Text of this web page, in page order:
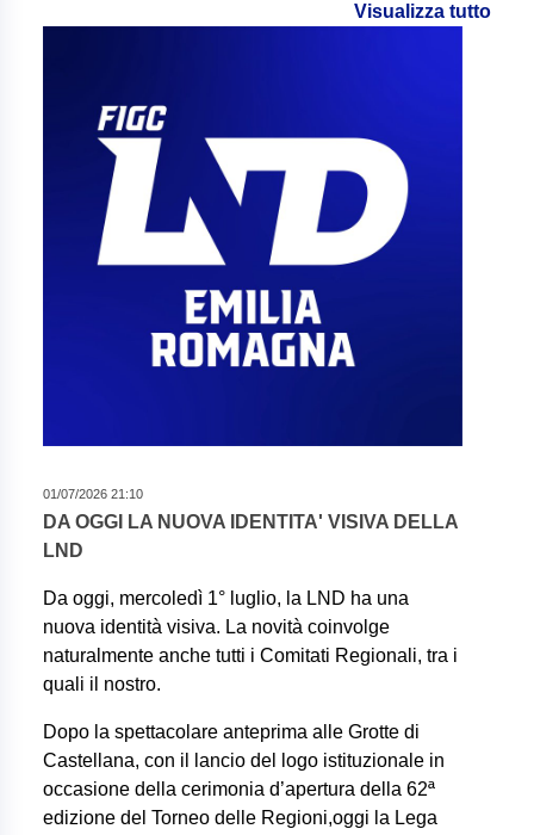
Visualizza tutto
01/07/2026 21:10
DA OGGI LA NUOVA IDENTITA' VISIVA DELLA
LND
Da oggi, mercoledì 1° luglio, la LND ha una
nuova identità visiva. La novità coinvolge
naturalmente anche tutti i Comitati Regionali, tra i
quali il nostro.
Dopo la spettacolare anteprima alle Grotte di
Castellana, con il lancio del logo istituzionale in
occasione della cerimonia d’apertura della 62ª
edizione del Torneo delle Regioni,oggi la Lega